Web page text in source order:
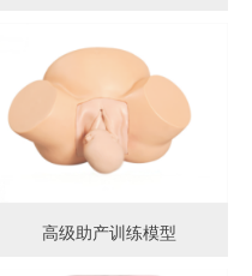
高级助产训练模型